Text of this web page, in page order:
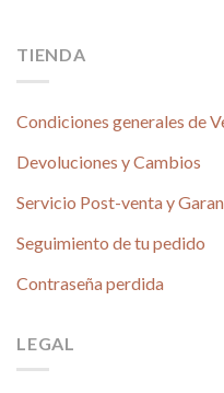
TIENDA
Condiciones generales de
Devoluciones y Cambios
Servicio Post-venta y
Seguimiento de tu pedido
Contraseña perdida
LEGAL